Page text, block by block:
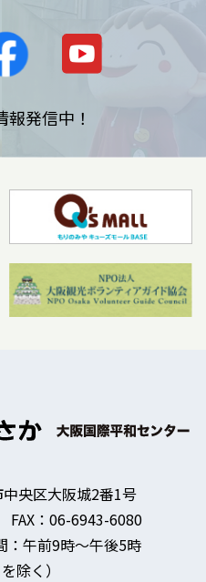
報発信中！
央区大阪城2番1号
：06-6943-6080
：午前9時～午後5時
除く）